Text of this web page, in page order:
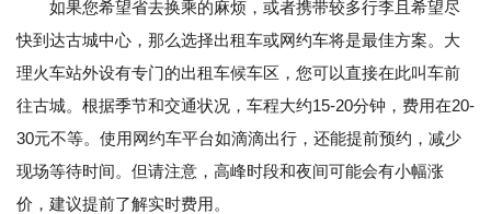
如果您希望省去换乘的麻烦，或者携带较多行李且希望尽
快到达古城中心，那么选择出租车或网约车将是最佳方案。大
理火车站外设有专门的出租车候车区，您可以直接在此叫车前
往古城。根据季节和交通状况，车程大约15-20分钟，费用在20-
30元不等。使用网约车平台如滴滴出行，还能提前预约，减少
现场等待时间。但请注意，高峰时段和夜间可能会有小幅涨
价，建议提前了解实时费用。